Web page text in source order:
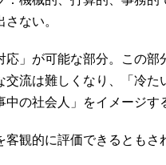
さない。
応」が可能な部分。この部
交流は難しくなり、「冷た
中の社会人」をイメージす
客観的に評価できるともさ